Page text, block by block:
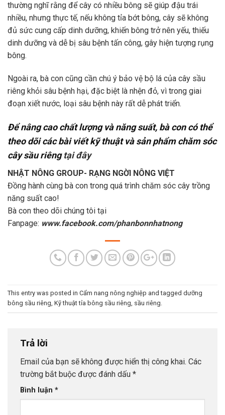
thường nghĩ rằng để cây có nhiều bông sẽ giúp đậu trái
nhiều, nhưng thực tế, nếu không tỉa bớt bông, cây sẽ không
đủ sức cung cấp dinh dưỡng, khiến bông trở nên yếu, thiếu
dinh dưỡng và dễ bị sâu bệnh tấn công, gây hiện tượng rụng
bông.
Ngoài ra, bà con cũng cần chú ý bảo vệ bộ lá của cây sầu
riêng khỏi sâu bệnh hại, đặc biệt là nhện đỏ, vì trong giai
đoạn xiết nước, loại sâu bệnh này rất dễ phát triển.
Để nâng cao chất lượng và năng suất, bà con có thể
theo dõi các bài viết kỹ thuật và sản phẩm chăm sóc
cây sầu riêngtại đây
NHẬT NÔNG GROUP- RẠNG NGỜI NÔNG VIỆT
Đồng hành cùng bà con trong quá trình chăm sóc cây trồng
năng suất cao!
Bà con theo dõi chúng tôi tại
Fanpage: www.facebook.com/phanbonnhatnong
This entry was posted in Cẩm nang nông nghiệp and tagged dưỡng
bông sầu riêng, Kỹ thuật tỉa bông sầu riêng, sầu riêng.
Trả lời
Email của bạn sẽ không được hiển thị công khai. Các
trường bắt buộc được đánh dấu *
Bình luận *